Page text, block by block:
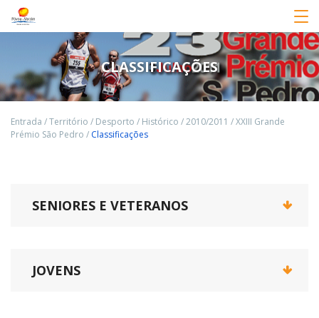
CLASSIFICAÇÕES
Entrada /Território / Desporto / Histórico /2010/2011 /XXIII Grande
Prémio São Pedro / Classificações
SENIORES E VETERANOS
JOVENS